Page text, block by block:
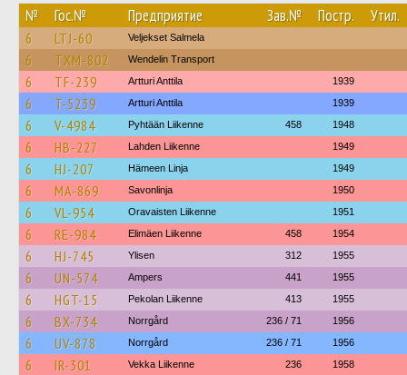
№ Гос.№ Предприятие Зав.№ Постр. Утил.
6 LTJ-60 Veljekset Salmela
6 TXM-802 Wendelin Transport
6 TF-239 Artturi Anttila 1939
6 T-5239 Artturi Anttila 1939
6 V-4984 Pyhtään Liikenne 458 1948
6 HB-227 Lahden Liikenne 1949
6 HJ-207 Hämeen Linja 1949
6 MA-869 Savonlinja 1950
6 VL-954 Oravaisten Liikenne 1951
6 RE-984 Elimäen Liikenne 458 1954
6 HJ-745 Ylisen 312 1955
6 UN-574 Ampers 441 1955
6 HGT-15 Pekolan Liikenne 413 1955
6 BX-734 Norrgård 236 / 71 1956
6 UV-878 Norrgård 236 / 71 1956
6 IR-301 Vekka Liikenne 236 1958